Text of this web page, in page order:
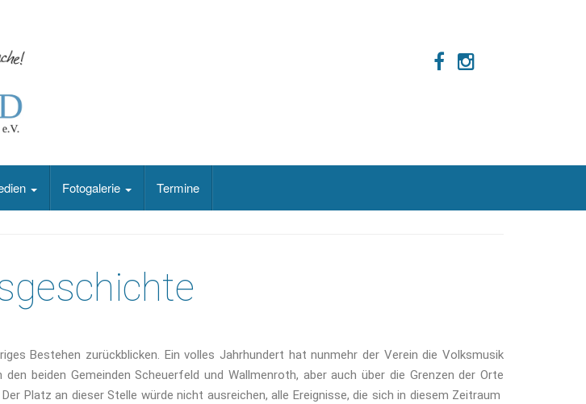
Fotogalerie Termine
Bestehen zurückblicken. Ein volles Jahrhundert hat nunmehr der Verein die Volksmusik
beiden Gemeinden Scheuerfeld und Wallmenroth, aber auch über die Grenzen der Orte
Platz an dieser Stelle würde nicht ausreichen, alle Ereignisse, die sich in diesem Zeitraum